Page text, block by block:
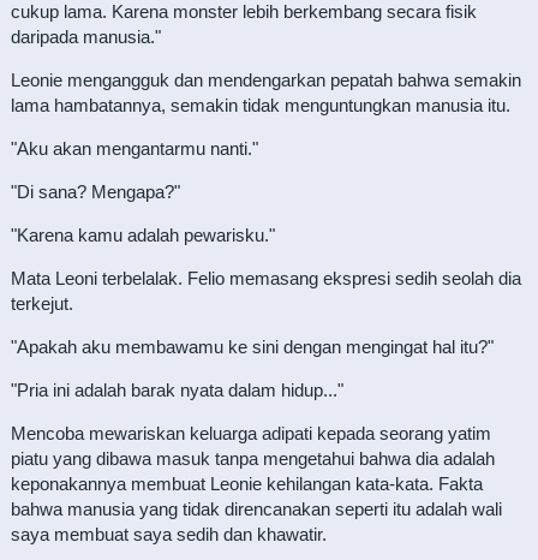
cukup lama. Karena monster lebih berkembang secara fisik
daripada manusia."
Leonie mengangguk dan mendengarkan pepatah bahwa semakin
lama hambatannya, semakin tidak menguntungkan manusia itu.
"Aku akan mengantarmu nanti."
"Di sana? Mengapa?"
"Karena kamu adalah pewarisku."
Mata Leoni terbelalak. Felio memasang ekspresi sedih seolah dia
terkejut.
"Apakah aku membawamu ke sini dengan mengingat hal itu?"
"Pria ini adalah barak nyata dalam hidup..."
Mencoba mewariskan keluarga adipati kepada seorang yatim
piatu yang dibawa masuk tanpa mengetahui bahwa dia adalah
keponakannya membuat Leonie kehilangan kata-kata. Fakta
bahwa manusia yang tidak direncanakan seperti itu adalah wali
saya membuat saya sedih dan khawatir.